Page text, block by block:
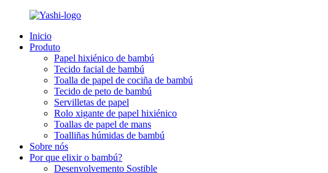
Inicio
Produto
Papel hixiénico de bambú
Tecido facial de bambú
Toalla de papel de cociña de bambú
Tecido de peto de bambú
Servilletas de papel
Rolo xigante de papel hixiénico
Toallas de papel de mans
Toalliñas húmidas de bambú
Sobre nós
Por que elixir o bambú?
Desenvolvemento Sostible